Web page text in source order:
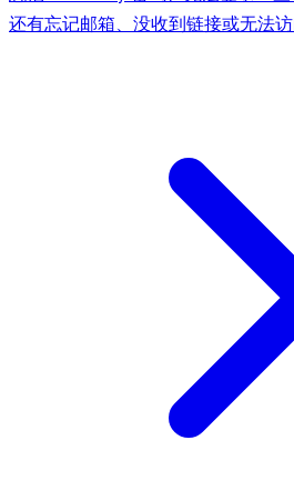
还有忘记邮箱、没收到链接或无法